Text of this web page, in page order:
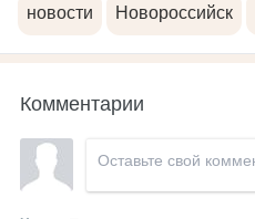
новости Новороссийск
Комментарии